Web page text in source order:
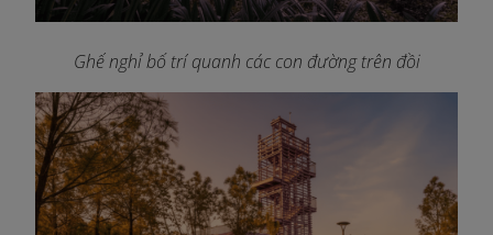
Ghế nghỉ bố trí quanh các con đường trên đồi